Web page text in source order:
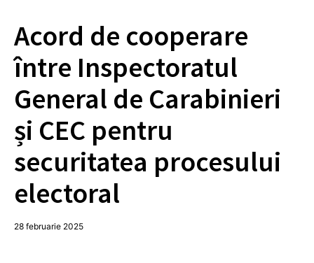
Acord de cooperare
între Inspectoratul
General de Carabinieri
și CEC pentru
securitatea procesului
electoral
28 februarie 2025